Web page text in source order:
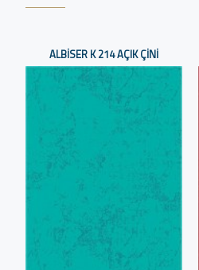
ALBISER K 214 AÇIK ÇINI